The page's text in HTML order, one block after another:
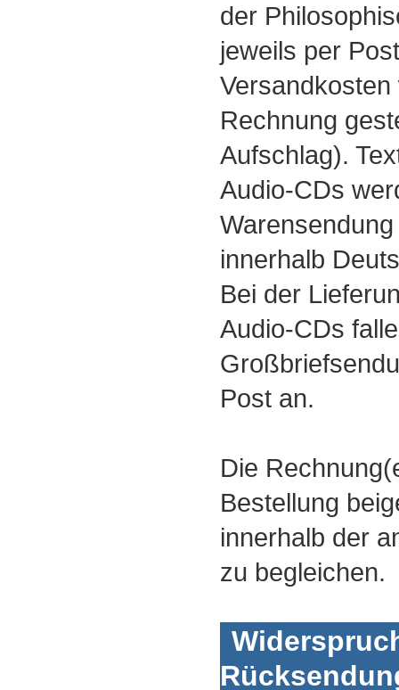
der
jeweils per
Rechnung
Aufschlag).
Audio-CDs
innerhalb
Bei der
Audio-CDs
Post an.
Die
Bestellung
innerhalb der
zu begleichen.